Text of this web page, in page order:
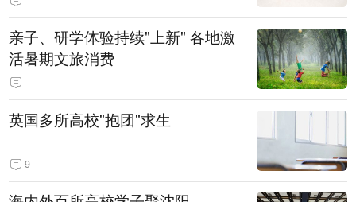
亲子、研学体验持续"上新" 各地激
活暑期文旅消费
英国多所高校"抱团"求生
9